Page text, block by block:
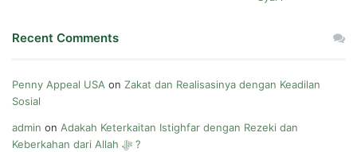
Recent Comments
Penny Appeal USA on Zakat dan Realisasinya dengan Keadilan
Sosial
admin on Adakah Keterkaitan Istighfar dengan Rezeki dan
Keberkahan dari Allah ﷻ ?